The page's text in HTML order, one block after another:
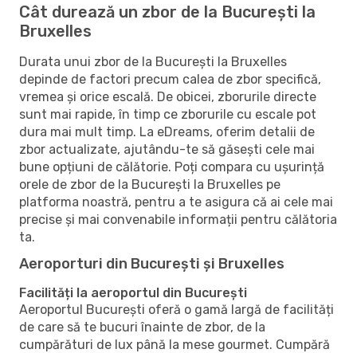
Cât durează un zbor de la București la
Bruxelles
Durata unui zbor de la București la Bruxelles
depinde de factori precum calea de zbor specifică,
vremea și orice escală. De obicei, zborurile directe
sunt mai rapide, în timp ce zborurile cu escale pot
dura mai mult timp. La eDreams, oferim detalii de
zbor actualizate, ajutându-te să găsești cele mai
bune opțiuni de călătorie. Poți compara cu ușurință
orele de zbor de la București la Bruxelles pe
platforma noastră, pentru a te asigura că ai cele mai
precise și mai convenabile informații pentru călătoria
ta.
Aeroporturi din București și Bruxelles
Facilități la aeroportul din București
Aeroportul București oferă o gamă largă de facilități
de care să te bucuri înainte de zbor, de la
cumpărături de lux până la mese gourmet. Cumpără